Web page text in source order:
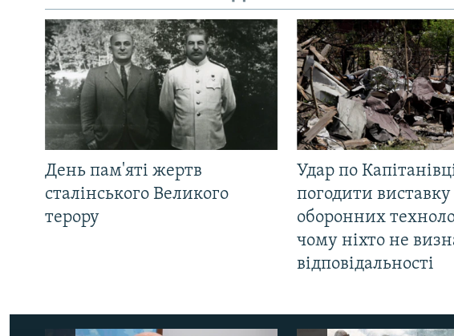
День пам'яті жертв
сталінського Великого
терору
Удар по
погодити виставку
оборонних
чому ніхто не
відповідальності